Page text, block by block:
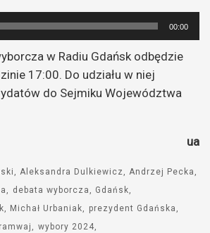
00:00
w Radiu Gdańsk odbędzie
17:00. Do udziału w niej
do Sejmiku Województwa
ua
Aleksandra Dulkiewicz
Andrzej Pecka
debata wyborcza
Gdańsk
Michał Urbaniak
prezydent Gdańska
wybory 2024